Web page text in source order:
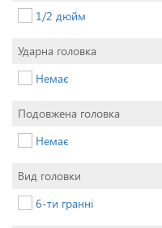
1/2 дюйм
Ударна головка
Немає
Подовжена головка
Немає
Вид головки
6-ти гранні